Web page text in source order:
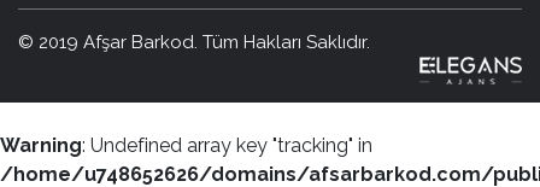
© 2019 Afşar Barkod. Tüm Hakları Saklıdır.
Warning: Undefined array key "tracking" in
/home/u748652626/domains/afsarbarkod.com/